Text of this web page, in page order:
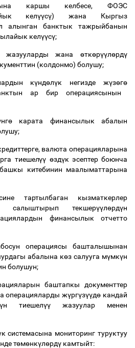
каршы келбесе, ФОЭС
келүүсү) жана Кыргыз
алынган банктык тажрыйбанын
ылайык келүүсү;
жазууларды жана өткөрүүлөрдү
(колдонмо) болушу;
күндөлүк негизде жүзөгө
ар бир операциясынын
нгөкарата финансылык абалын
валюта операцияларына
тиешелүү өздүк эсептер боюнча
китебинин маалыматтарына
тартылбаган кызматкерлер
салыштырып текшерүүлөрдүн
финансылык отчетто
операциясы башталышынан
абалына көз салууга мүмкүн
болушун;
баштапкы документтер
операцияларды жүргүзүүдө кандай
үн тиешелүү жазуулар менен
системасына мониторинг туруктуу
төмөнкүлөрдү камтыйт: